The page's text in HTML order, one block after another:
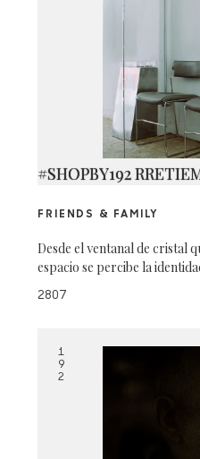
#SHOPBY192
FRIENDS & FAMILY
Desde el ventanal de cristal
espacio se percibe la
2807
1
9
2